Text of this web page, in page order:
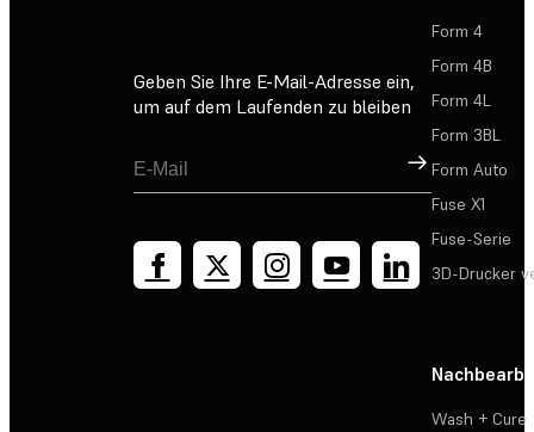
Geben Sie Ihre E-Mail-Adresse ein,
um auf dem Laufenden zu bleiben
Registrieren
Form 4
Form 4B
Form 4L
Form 3BL
Form Auto
Fuse X1
Fuse-Serie
3D-Drucker
Wash + Cure